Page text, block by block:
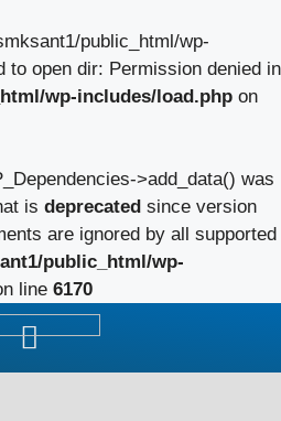
public_html/wp-
to open dir: Permission denied in
wp-includes/load.php on
>add_data() was
is deprecated since version
are ignored by all supported
public_html/wp-
line 6170